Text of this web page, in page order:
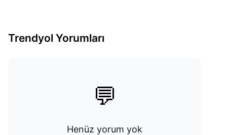
Trendyol Yorumları
💬
Henüz yorum yok